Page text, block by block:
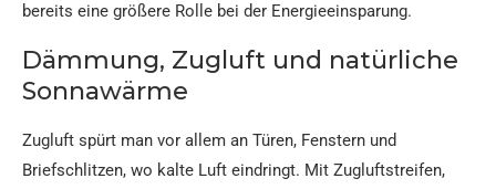
bereits eine größere Rolle bei der Energieeinsparung.​
Dämmung, Zugluft und natürliche
Sonnawärme
Zugluft spürt man vor allem an Türen, Fenstern und
Briefschlitzen, wo kalte Luft eindringt. Mit Zugluftstreifen,